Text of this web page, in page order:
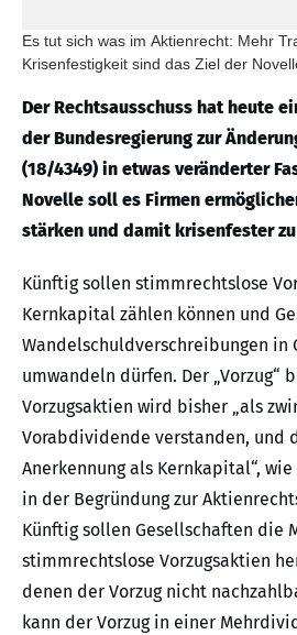
Es tut sich was im Aktienrecht: Mehr
Krisenfestigkeit sind das Ziel der
Der Rechtsausschuss hat heute
der Bundesregierung zur
(18/4349) in etwas veränderter
Novelle soll es Firmen
stärken und damit krisenfester
Künftig sollen stimmrechtslose
Kernkapital zählen können und
Wandelschuldverschreibungen in
umwandeln dürfen. Der „Vorzug“
Vorzugsaktien wird bisher „als
Vorabdividende verstanden, und
Anerkennung als Kernkapital“,
in der Begründung zur
Künftig sollen Gesellschaften die
stimmrechtslose Vorzugsaktien
denen der Vorzug nicht
kann der Vorzug in einer